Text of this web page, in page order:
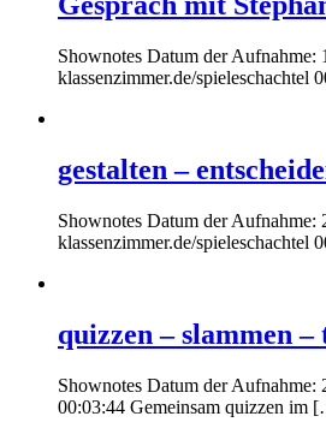
Shownotes Datum der Aufnahme:
klassenzimmer.de/
gestalten –
Shownotes Datum der Aufnahme:
klassenzimmer.de/
quizzen – slammen –
Shownotes Datum der
00:03:44 Gemeinsam quizzen im